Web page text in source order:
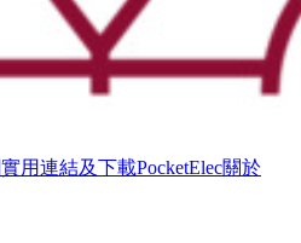
實用連結及下載PocketElec關於